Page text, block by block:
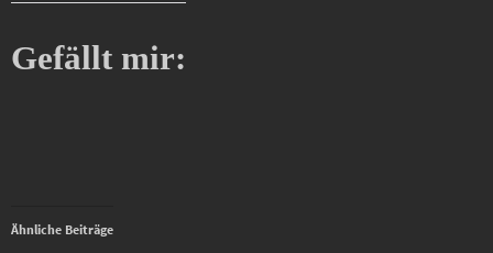
Gefällt mir:
Ähnliche Beiträge